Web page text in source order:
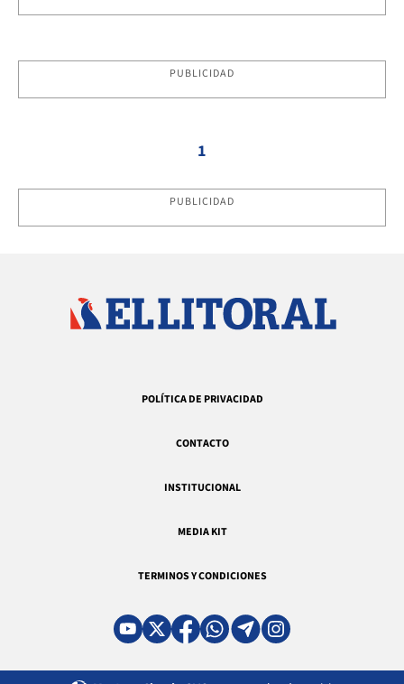
PUBLICIDAD
1
PUBLICIDAD
POLÍTICA DE PRIVACIDAD
CONTACTO
INSTITUCIONAL
MEDIA KIT
TERMINOS Y CONDICIONES